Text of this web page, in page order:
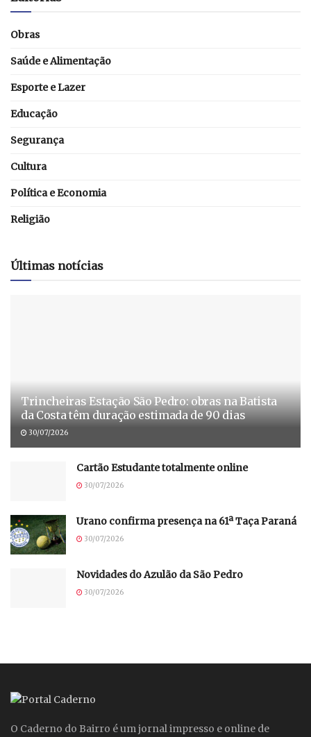
Obras
Saúde e Alimentação
Esporte e Lazer
Educação
Segurança
Cultura
Política e Economia
Religião
Últimas notícias
Trincheiras Estação São Pedro: obras na Batista
da Costa têm duração estimada de 90 dias
30/07/2026
Cartão Estudante totalmente online
30/07/2026
Urano confirma presença na 61ª Taça Paraná
30/07/2026
Novidades do Azulão da São Pedro
30/07/2026
O Caderno do Bairro é um jornal impresso e online de